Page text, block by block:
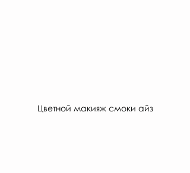
Цветной макияж смоки айз